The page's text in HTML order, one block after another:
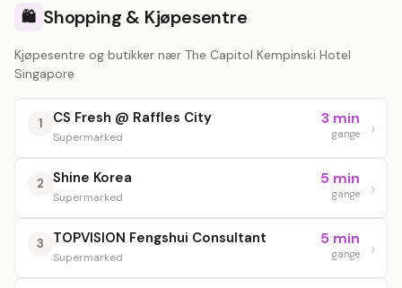
🛍️ Shopping & Kjøpesentre
Kjøpesentre og butikker nær The Capitol Kempinski Hotel
Singapore
1 CS Fresh @ Raffles City
Supermarked
3 min
gange
2 Shine Korea
Supermarked
5 min
gange
3 TOPVISION Fengshui Consultant
Supermarked
5 min
gange